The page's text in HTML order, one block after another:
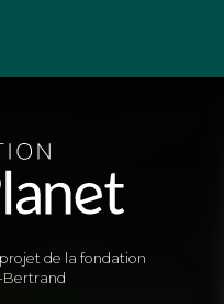
de la fondation
Bertrand